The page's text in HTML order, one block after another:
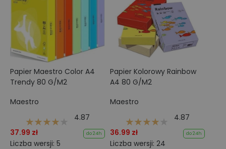
Papier Maestro Color A4
Trendy 80 G/M2
Maestro
4.87
37.99 zł
do 24h
Liczba wersji: 5
Papier Kolorowy Rainbow
A4 80 G/M2
Maestro
4.87
36.99 zł
do 24h
Liczba wersji: 24